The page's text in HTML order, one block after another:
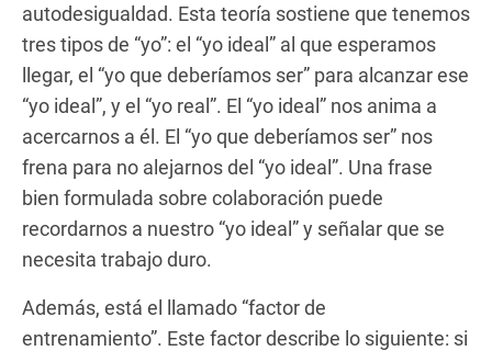
autodesigualdad. Esta teoría sostiene que tenemos
tres tipos de “yo”: el “yo ideal” al que esperamos
llegar, el “yo que deberíamos ser” para alcanzar ese
“yo ideal”, y el “yo real”. El “yo ideal” nos anima a
acercarnos a él. El “yo que deberíamos ser” nos
frena para no alejarnos del “yo ideal”. Una frase
bien formulada sobre colaboración puede
recordarnos a nuestro “yo ideal” y señalar que se
necesita trabajo duro.
Además, está el llamado “factor de
entrenamiento”. Este factor describe lo siguiente: si